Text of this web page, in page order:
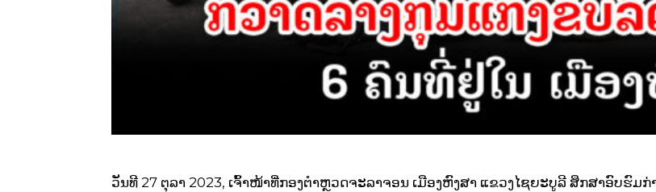
ວັນທີ 27 ຕຸລາ 2023, ເຈົ້າໜ້າທີ່ກອງຕຳຫຼວດຈະລາຈອນ ເມືອງຫົງສາ ແຂວງໄຊຍະບູລີ ສຶກສາອົບຮົມກ່